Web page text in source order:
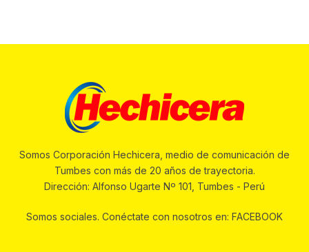
Somos Corporación Hechicera, medio de comunicación de
Tumbes con más de 20 años de trayectoria.
Dirección: Alfonso Ugarte Nº 101, Tumbes - Perú
Somos sociales. Conéctate con nosotros en: FACEBOOK